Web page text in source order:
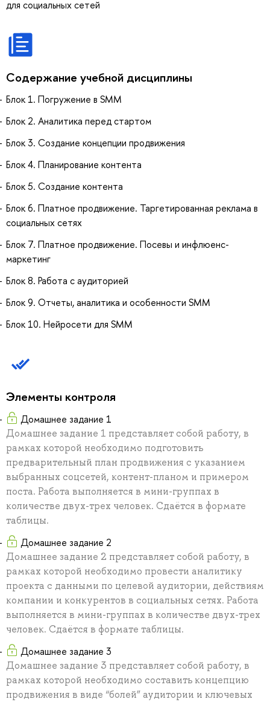
для социальных сетей
Содержание учебной дисциплины
Блок 1. Погружение в SMM
Блок 2. Аналитика перед стартом
Блок 3. Создание концепции продвижения
Блок 4. Планирование контента
Блок 5. Создание контента
Блок 6. Платное продвижение. Таргетированная реклама в
социальных сетях
Блок 7. Платное продвижение. Посевы и инфлюенс-
маркетинг
Блок 8. Работа с аудиторией
Блок 9. Отчеты, аналитика и особенности SMM
Блок 10. Нейросети для SMM
Элементы контроля
Домашнее задание 1
Домашнее задание 1 представляет собой работу, в
рамках которой необходимо подготовить
предварительный план продвижения с указанием
выбранных соцсетей, контент-планом и примером
поста. Работа выполняется в мини-группах в
количестве двух-трех человек. Сдаётся в формате
таблицы.
Домашнее задание 2
Домашнее задание 2 представляет собой работу, в
рамках которой необходимо провести аналитику
проекта с данными по целевой аудитории, действиям
компании и конкурентов в социальных сетях. Работа
выполняется в мини-группах в количестве двух-трех
человек. Сдаётся в формате таблицы.
Домашнее задание 3
Домашнее задание 3 представляет собой работу, в
рамках которой необходимо составить концепцию
продвижения в виде “болей” аудитории и ключевых